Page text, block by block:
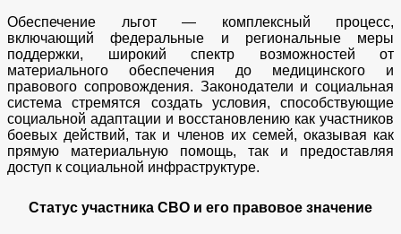
Обеспечение льгот — комплексный процесс,
включающий федеральные и региональные меры
поддержки, широкий спектр возможностей от
материального обеспечения до медицинского и
правового сопровождения. Законодатели и социальная
система стремятся создать условия, способствующие
социальной адаптации и восстановлению как участников
боевых действий, так и членов их семей, оказывая как
прямую материальную помощь, так и предоставляя
доступ к социальной инфраструктуре.
Статус участника СВО и его правовое значение